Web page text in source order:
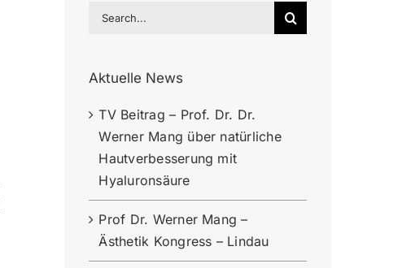
Search
Aktuelle News
TV Beitrag – Prof. Dr. Dr.
Werner Mang über natürliche
Hautverbesserung mit
Hyaluronsäure
Prof Dr. Werner Mang –
Ästhetik Kongress – Lindau